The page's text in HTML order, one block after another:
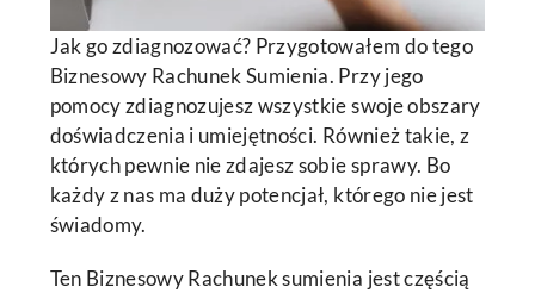
Jak go zdiagnozować? Przygotowałem do tego
Biznesowy Rachunek Sumienia. Przy jego
pomocy zdiagnozujesz wszystkie swoje obszary
doświadczenia i umiejętności. Również takie, z
których pewnie nie zdajesz sobie sprawy. Bo
każdy z nas ma duży potencjał, którego nie jest
świadomy.
Ten Biznesowy Rachunek sumienia jest częścią